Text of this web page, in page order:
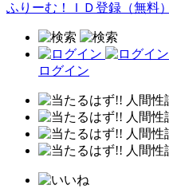
ふりーむ！ＩＤ登録（無料）
ログイン